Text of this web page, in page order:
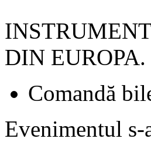
DIN EUROPA.
Comandă
Evenimentul s-